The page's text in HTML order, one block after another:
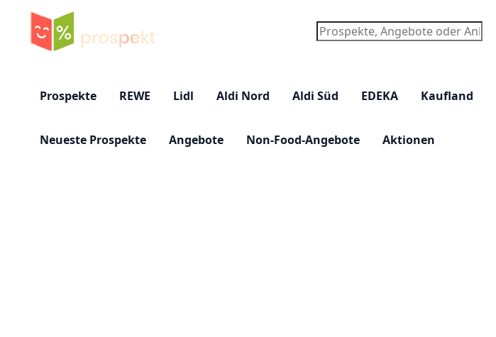
Suchen
Prospekte REWE Lidl Aldi Nord Aldi Süd EDEKA Kaufland
Neueste Prospekte Angebote Non-Food-Angebote Aktionen